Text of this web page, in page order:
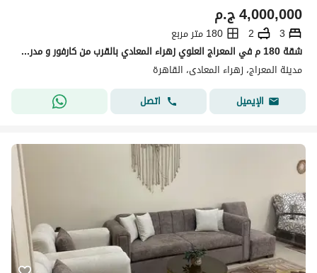
ج.م4,000,000
3
2
180 متر مربع
شقة 180 م في المعراج العلوي زهراء المعادي بالقرب من كارفور و مدرسة الليسيه و مستشفي رويال
مدينة المعراج، زهراء المعادى، القاهرة
الإيميل
اتصل